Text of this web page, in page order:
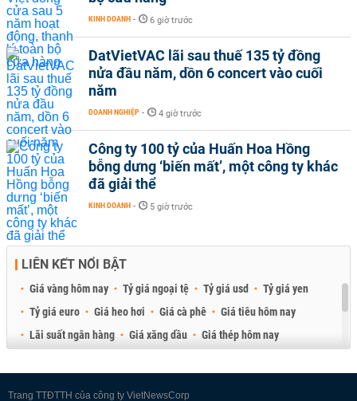
KINH DOANH - 6 giờ trước
DatVietVAC lãi sau thuế 135 tỷ đồng
nửa đầu năm, dồn 6 concert vào cuối
năm
DOANH NGHIỆP - 4 giờ trước
Công ty 100 tỷ của Huấn Hoa Hồng
bỗng dưng ‘biến mất’, một công ty khác
đã giải thể
KINH DOANH - 5 giờ trước
LIÊN KẾT NỔI BẬT
Giá vàng hôm nay Tỷ giá ngoại tệ Tỷ giá usd
Tỷ giá yen
Tỷ giá euro
Giá heo hơi Giá cà phê
Giá tiêu hôm nay
Lãi suất ngân hàng
Giá xăng dầu
Giá thép hôm nay
Trang TTĐTTH của công ty VietNewsCorp